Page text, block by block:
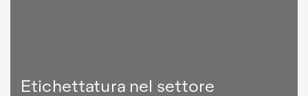
Etichettatura nel settore